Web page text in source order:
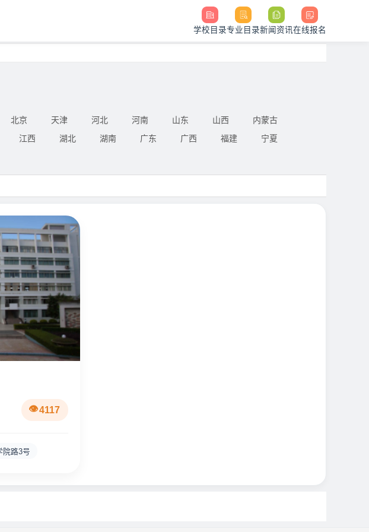
学校目录专业目录新闻资讯在线报名
北京 天津 河北 河南 山东 山西
内蒙古
江西 湖北 湖南 广东 广西 福建
宁夏
4117
院路3号